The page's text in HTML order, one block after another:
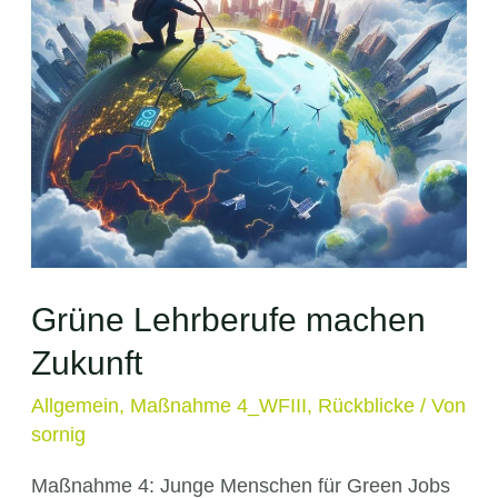
Grüne Lehrberufe machen
Zukunft
Allgemein, Maßnahme 4_WFIII, Rückblicke/ Von
sornig
Maßnahme 4: Junge Menschen für Green Jobs